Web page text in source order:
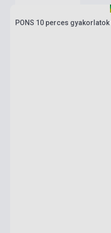
PONS 10 perces gyakorlatok